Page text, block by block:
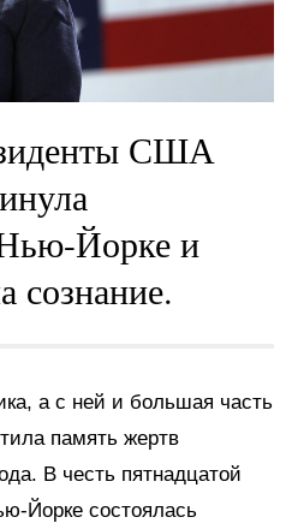
США
Йорке и
сознание.
а с ней и большая часть
память жертв
В честь пятнадцатой
Йорке состоялась